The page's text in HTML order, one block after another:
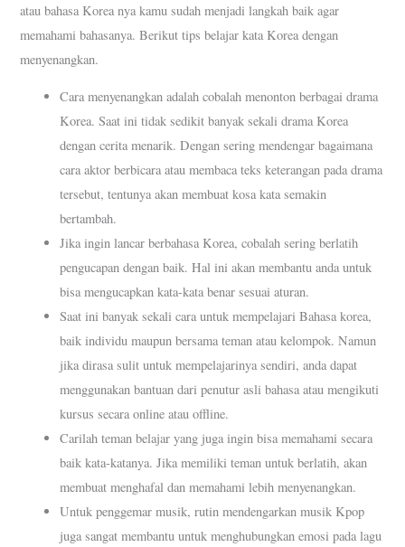
atau bahasa Korea nya kamu sudah menjadi langkah baik agar
memahami bahasanya. Berikut tips belajar kata Korea dengan
menyenangkan.
Cara menyenangkan adalah cobalah menonton berbagai drama
Korea. Saat ini tidak sedikit banyak sekali drama Korea
dengan cerita menarik. Dengan sering mendengar bagaimana
cara aktor berbicara atau membaca teks keterangan pada drama
tersebut, tentunya akan membuat kosa kata semakin
bertambah.
Jika ingin lancar berbahasa Korea, cobalah sering berlatih
pengucapan dengan baik. Hal ini akan membantu anda untuk
bisa mengucapkan kata-kata benar sesuai aturan.
Saat ini banyak sekali cara untuk mempelajari Bahasa korea,
baik individu maupun bersama teman atau kelompok. Namun
jika dirasa sulit untuk mempelajarinya sendiri, anda dapat
menggunakan bantuan dari penutur asli bahasa atau mengikuti
kursus secara online atau offline.
Carilah teman belajar yang juga ingin bisa memahami secara
baik kata-katanya. Jika memiliki teman untuk berlatih, akan
membuat menghafal dan memahami lebih menyenangkan.
Untuk penggemar musik, rutin mendengarkan musik Kpop
juga sangat membantu untuk menghubungkan emosi pada lagu